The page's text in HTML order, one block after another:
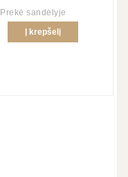
Prekė sandėlyje
Į krepšelį